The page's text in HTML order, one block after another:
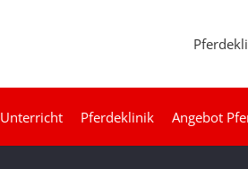
Unterricht Pferdeklinik Angebot